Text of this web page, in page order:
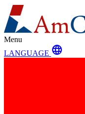
Menu
LANGUAGE language